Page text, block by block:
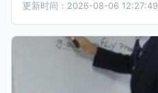
更新时间：2026-08-06 12:27:49